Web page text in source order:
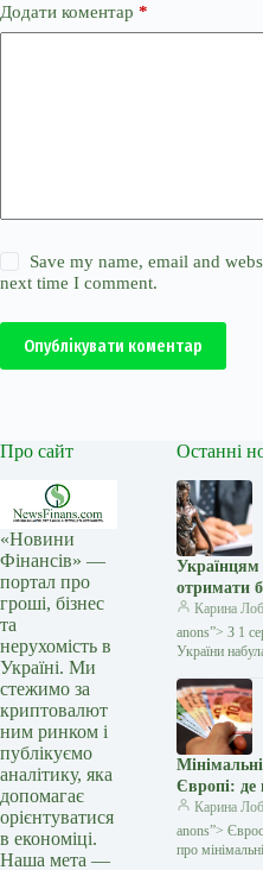
Додати коментар *
Save my name, email and
next time I comment.
Опублікувати коментар
Про сайт
«Новини
Фінансів» —
портал про
гроші, бізнес
та
нерухомість в
Україні. Ми
стежимо за
криптовалют
ним ринком і
публікуємо
аналітику, яка
допомагає
орієнтуватися
в економіці.
Наша мета —
Останні
отримати
допомогу
покрокова
Мінфін
Карина
anons”> З 1
України
укладена в
конференції
Європі: де
та яке
— Мінфін
Карина
anons”>
про